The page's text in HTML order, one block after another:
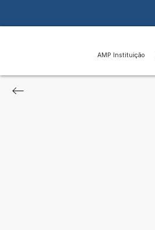
AMP Instituição